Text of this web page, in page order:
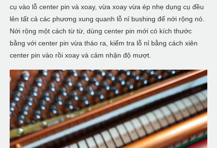
cụ vào lỗ center pin và xoay, vừa xoay vừa ép nhẹ dụng cụ đều
lên tất cả các phương xung quanh lỗ nỉ bushing để nới rộng nó.
Nới rộng một cách từ từ, dùng center pin mới có kích thước
bằng với center pin vừa tháo ra, kiểm tra lỗ nỉ bằng cách xiên
center pin vào rồi xoay và cảm nhận độ mượt.